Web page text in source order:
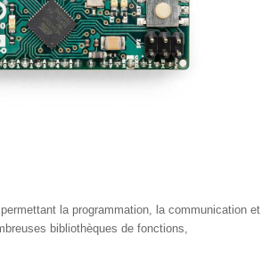
la programmation, la communication et
bibliothèques de fonctions,